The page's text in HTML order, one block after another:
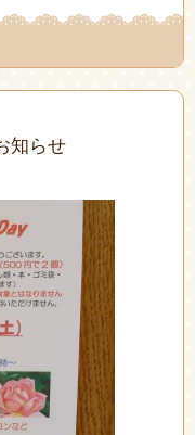
知らせ